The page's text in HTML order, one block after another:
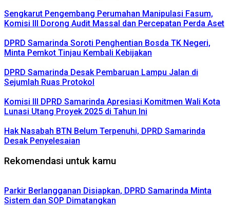
Sengkarut Pengembang Perumahan Manipulasi Fasum,
Komisi III Dorong Audit Massal dan Percepatan Perda Aset
DPRD Samarinda Soroti Penghentian Bosda TK Negeri,
Minta Pemkot Tinjau Kembali Kebijakan
DPRD Samarinda Desak Pembaruan Lampu Jalan di
Sejumlah Ruas Protokol
Komisi III DPRD Samarinda Apresiasi Komitmen Wali Kota
Lunasi Utang Proyek 2025 di Tahun Ini
Hak Nasabah BTN Belum Terpenuhi, DPRD Samarinda
Desak Penyelesaian
Rekomendasi untuk kamu
Parkir Berlangganan Disiapkan, DPRD Samarinda Minta
Sistem dan SOP Dimatangkan